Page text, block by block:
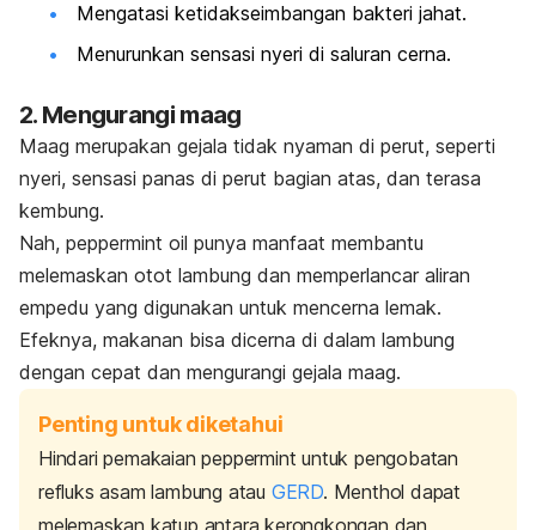
Mengatasi ketidakseimbangan bakteri jahat.
Menurunkan sensasi nyeri di saluran cerna.
2. Mengurangi maag
Maag merupakan gejala tidak nyaman di perut, seperti
nyeri, sensasi panas di perut bagian atas, dan terasa
kembung.
Nah, peppermint oil punya manfaat membantu
melemaskan otot lambung dan memperlancar aliran
empedu yang digunakan untuk mencerna lemak.
Efeknya, makanan bisa dicerna di dalam lambung
dengan cepat dan mengurangi gejala maag.
Penting untuk diketahui
Hindari pemakaianpeppermintuntuk pengobatan
refluks asam lambung atau GERD. Menthol dapat
melemaskan katup antara kerongkongan dan